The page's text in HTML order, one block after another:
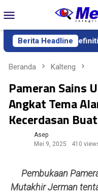
ke
kontenMobile
Berita Headline
Sekda Definitif
Beranda Kalteng
Pameran Sains
Angkat Tema
Kecerdasan
Asep
Mei 9, 2025
410
Pembukaan
Mutakhir Jerman